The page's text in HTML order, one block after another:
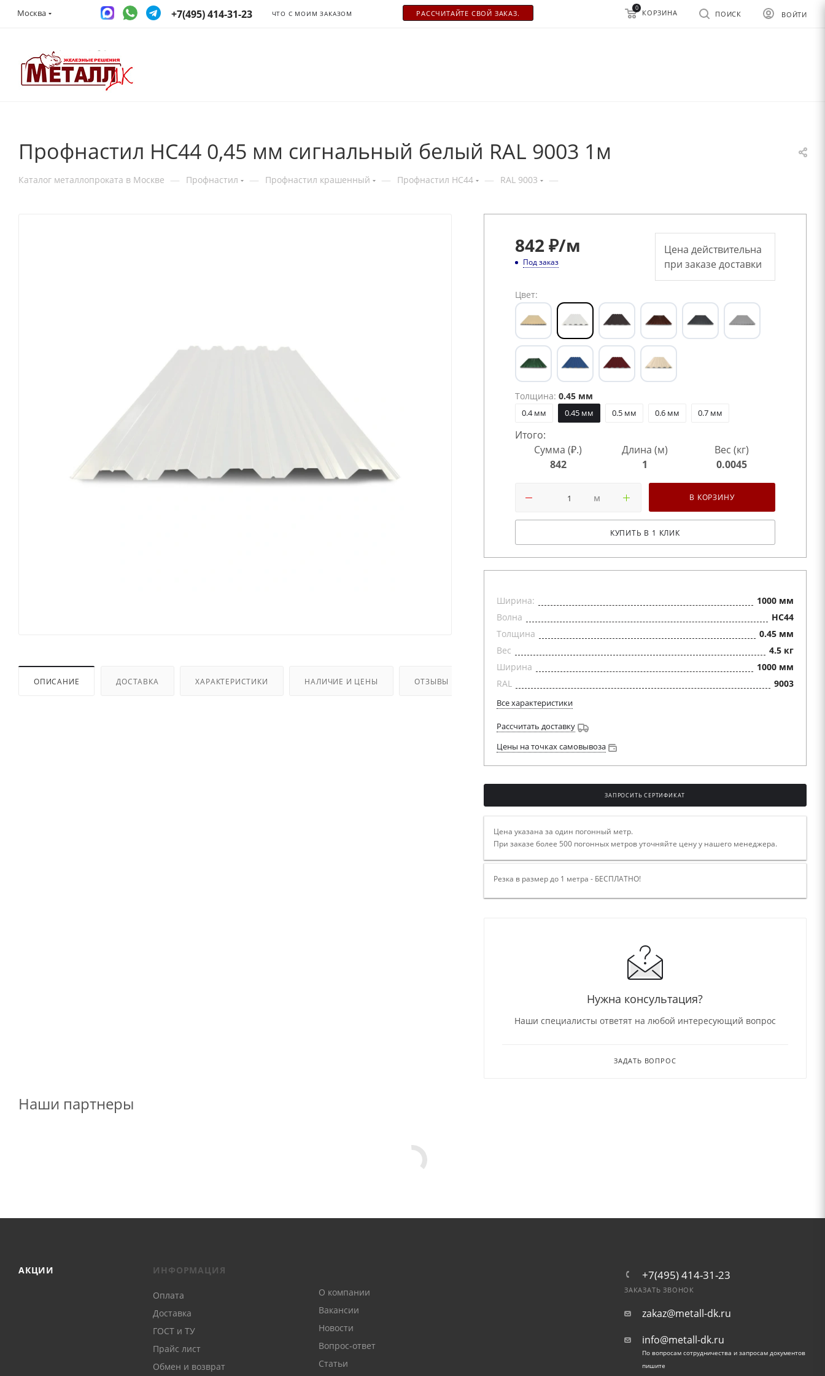
Москва +7(495) 414-31-23 ЧТО С МОИМ ЗАКАЗОМ РАСCЧИТАЙТЕ СВОЙ ЗАКАЗ. ВОЙТИ
ПОИСК
0
КОРЗИНА
Профнастил НС44 0,45 мм сигнальный белый RAL 9003 1м
Каталог металлопроката в Москве — Профнастил — Профнастил крашенный — Профнастил НС44 — RAL 9003 —
ОПИСАНИЕ ДОСТАВКА ХАРАКТЕРИСТИКИ НАЛИЧИЕ И ЦЕНЫ ОТЗЫВЫ
842 ₽/м
Под заказ
Цена действительна
при заказе доставки
Цвет:
Толщина: 0.45 мм
0.4 мм 0.45 мм 0.5 мм 0.6 мм 0.7 мм
Итого:
Сумма (₽.)
842
Длина (м)
1
Вес (кг)
0.0045
м В КОРЗИНУ
КУПИТЬ В 1 КЛИК
Ширина:
1000 мм
Волна
HC44
Толщина
0.45 мм
Вес
4.5 кг
Ширина
1000 мм
RAL
9003
Все характеристики
Рассчитать доставку
Цены на точках самовывоза
ЗАПРОСИТЬ СЕРТИФИКАТ
Цена указана за один погонный метр.
При заказе более 500 погонных метров уточняйте цену у нашего менеджера.
Резка в размер до 1 метра - БЕСПЛАТНО!
Нужна консультация?
Наши специалисты ответят на любой интересующий вопрос
ЗАДАТЬ ВОПРОС
Наши партнеры
АКЦИИ ИНФОРМАЦИЯ
Оплата
Доставка
ГОСТ и ТУ
Прайс лист
Обмен и возврат
О компании
Вакансии
Новости
Вопрос-ответ
Статьи
+7(495) 414-31-23
ЗАКАЗАТЬ ЗВОНОК
zakaz@metall-dk.ru
info@metall-dk.ru
По вопросам сотрудничества и запросам документов
пишите